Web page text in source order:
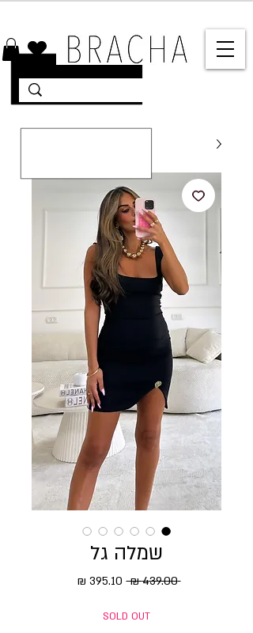
שמלה גל
‏439.00 ‏₪ מחיר רגיל
SOLD OUT